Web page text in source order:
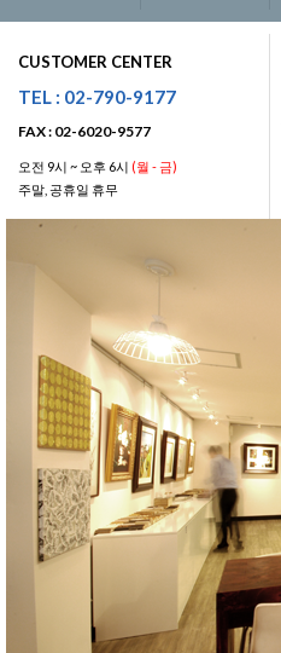
CUSTOMER CENTER
TEL : 02-790-9177
FAX : 02-6020-9577
오전 9시 ~ 오후 6시 (월 - 금)
주말, 공휴일 휴무